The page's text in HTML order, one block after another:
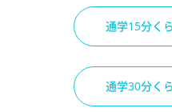
通学15分く
通学30分く